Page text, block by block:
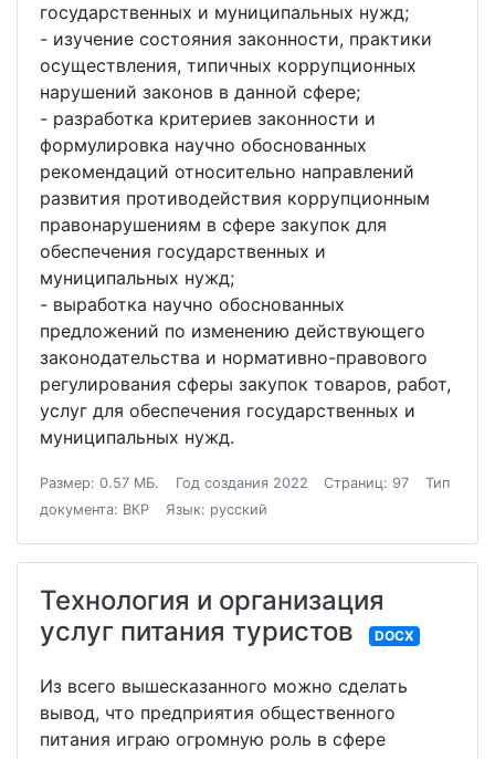
государственных и муниципальных нужд;
- изучение состояния законности, практики
осуществления, типичных коррупционных
нарушений законов в данной сфере;
- разработка критериев законности и
формулировка научно обоснованных
рекомендаций относительно направлений
развития противодействия коррупционным
правонарушениям в сфере закупок для
обеспечения государственных и
муниципальных нужд;
- выработка научно обоснованных
предложений по изменению действующего
законодательства и нормативно-правового
регулирования сферы закупок товаров, работ,
услуг для обеспечения государственных и
муниципальных нужд.
Размер: 0.57 МБ. Год создания 2022 Страниц: 97
Тип
документа: ВКР
Язык: русский
Технология и организация
услуг питания туристов
DOCX
Из всего вышесказанного можно сделать
вывод, что предприятия общественного
питания играю огромную роль в сфере